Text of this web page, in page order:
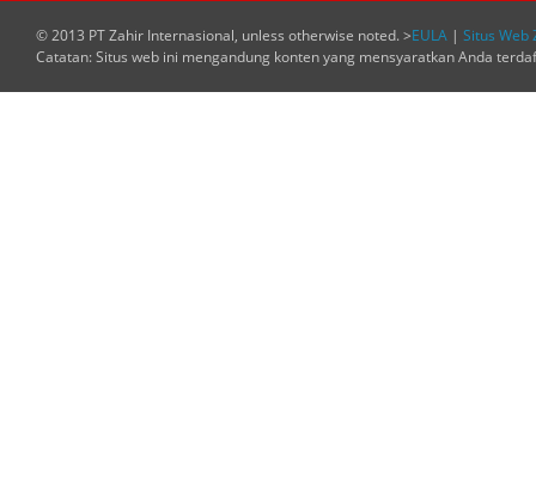
© 2013 PT Zahir Internasional, unless otherwise noted. >EULA | Situs Web
Catatan: Situs web ini mengandung konten yang mensyaratkan Anda